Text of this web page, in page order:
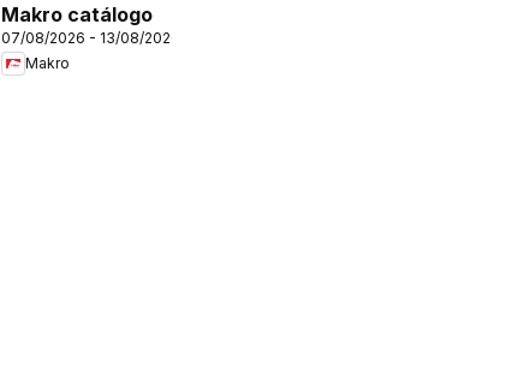
Makro catálogo
07/08/2026 - 13/08/2026
Makro